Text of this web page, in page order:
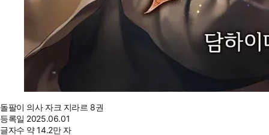
돌팔이 의사 자크 지라르 8권
등록일 2025.06.01
글자수 약 14.2만 자